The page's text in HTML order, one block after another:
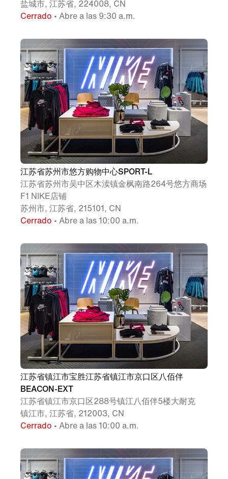
盐城市, 江苏省, 224008, CN
Cerrado • Abre a las 9:30 a.m.
江苏省苏州市悠方购物中心SPORT-L
江苏省苏州市吴中区木渎镇金枫南路264号悠方商场
F1 NIKE店铺
苏州市, 江苏省, 215101, CN
Cerrado • Abre a las 10:00 a.m.
江苏省镇江市宝胜江苏省镇江市京口区八佰伴
BEACON-EXT
江苏省镇江市京口区288号镇江八佰伴5楼大耐克
镇江市, 江苏省, 212003, CN
Cerrado • Abre a las 10:00 a.m.